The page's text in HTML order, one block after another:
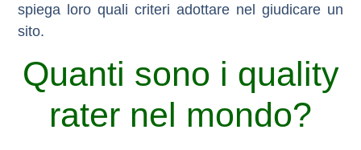
spiega loro quali criteri adottare nel giudicare un
sito.
Quanti sono i quality
rater nel mondo?